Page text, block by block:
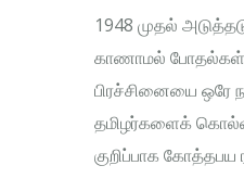
1948 முதல்
காணாமல் போதல்கள்,
பிரச்சினையை ஒரே
தமிழர்களைக்
குறிப்பாக கோத்தபய